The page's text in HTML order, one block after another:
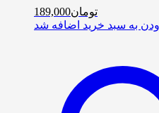
تومان189,000
به سبد خرید اضافه شد